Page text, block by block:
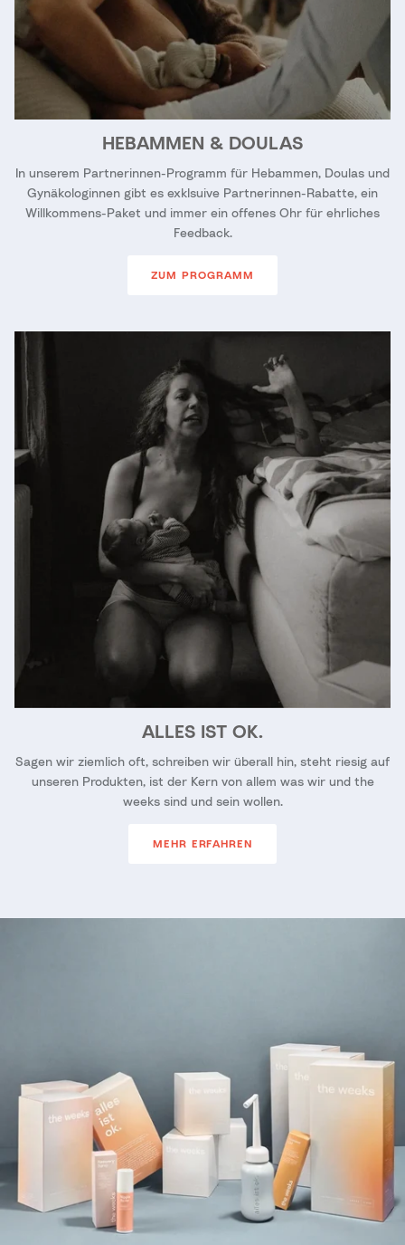
HEBAMMEN & DOULAS
In unserem Partnerinnen-Programm für Hebammen, Doulas und
Gynäkologinnen gibt es exklsuive Partnerinnen-Rabatte, ein
Willkommens-Paket und immer ein offenes Ohr für ehrliches
Feedback.
ZUM PROGRAMM
ALLES IST OK.
Sagen wir ziemlich oft, schreiben wir überall hin, steht riesig auf
unseren Produkten, ist der Kern von allem was wir und the
weeks sind und sein wollen.
MEHR ERFAHREN